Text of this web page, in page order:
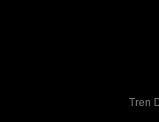
Tren